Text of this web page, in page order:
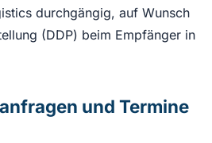
durchgängig, auf Wunsch
(DDP) beim Empfänger in
und Termine